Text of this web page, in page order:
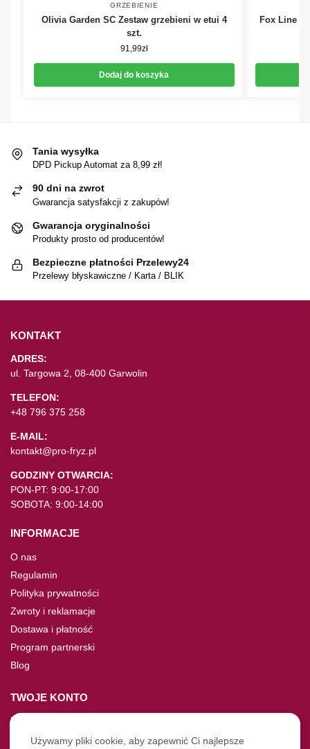
GRZEBIENIE
Olivia Garden SC Zestaw grzebieni w etui 4
szt.
91,99zł
Dodaj do koszyka
Fox Line
Tania wysyłka
DPD Pickup Automat za 8,99 zł!
90 dni na zwrot
Gwarancja satysfakcji z zakupów!
Gwarancja oryginalności
Produkty prosto od producentów!
Bezpieczne płatności Przelewy24
Przelewy błyskawiczne / Karta / BLIK
KONTAKT
ADRES:
ul. Targowa 2, 08-400 Garwolin
TELEFON:
+48 796 375 258
E-MAIL:
kontakt@pro-fryz.pl
GODZINY OTWARCIA:
PON-PT: 9:00-17:00
SOBOTA: 9:00-14:00
INFORMACJE
O nas
Regulamin
Polityka prywatności
Zwroty i reklamacje
Dostawa i płatność
Program partnerski
Blog
TWOJE KONTO
Moje konto
Nie pamiętasz hasła?
Używamy pliki cookie, aby zapewnić Ci najlepsze